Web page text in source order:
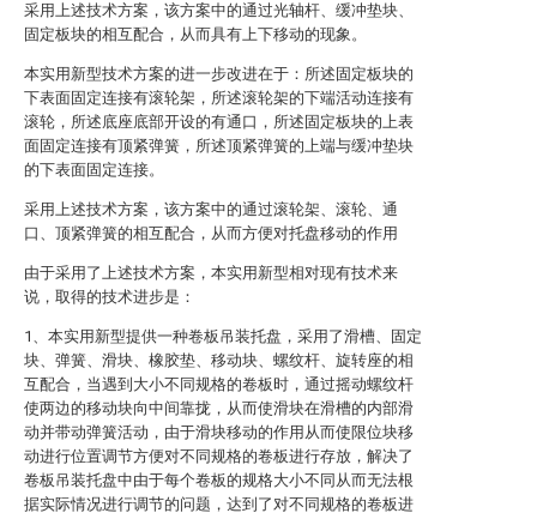
采用上述技术方案，该方案中的通过光轴杆、缓冲垫块、
固定板块的相互配合，从而具有上下移动的现象。
本实用新型技术方案的进一步改进在于：所述固定板块的
下表面固定连接有滚轮架，所述滚轮架的下端活动连接有
滚轮，所述底座底部开设的有通口，所述固定板块的上表
面固定连接有顶紧弹簧，所述顶紧弹簧的上端与缓冲垫块
的下表面固定连接。
采用上述技术方案，该方案中的通过滚轮架、滚轮、通
口、顶紧弹簧的相互配合，从而方便对托盘移动的作用
由于采用了上述技术方案，本实用新型相对现有技术来
说，取得的技术进步是：
1、本实用新型提供一种卷板吊装托盘，采用了滑槽、固定
块、弹簧、滑块、橡胶垫、移动块、螺纹杆、旋转座的相
互配合，当遇到大小不同规格的卷板时，通过摇动螺纹杆
使两边的移动块向中间靠拢，从而使滑块在滑槽的内部滑
动并带动弹簧活动，由于滑块移动的作用从而使限位块移
动进行位置调节方便对不同规格的卷板进行存放，解决了
卷板吊装托盘中由于每个卷板的规格大小不同从而无法根
据实际情况进行调节的问题，达到了对不同规格的卷板进